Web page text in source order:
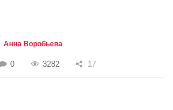
Анна Воробьева
0 3282 17